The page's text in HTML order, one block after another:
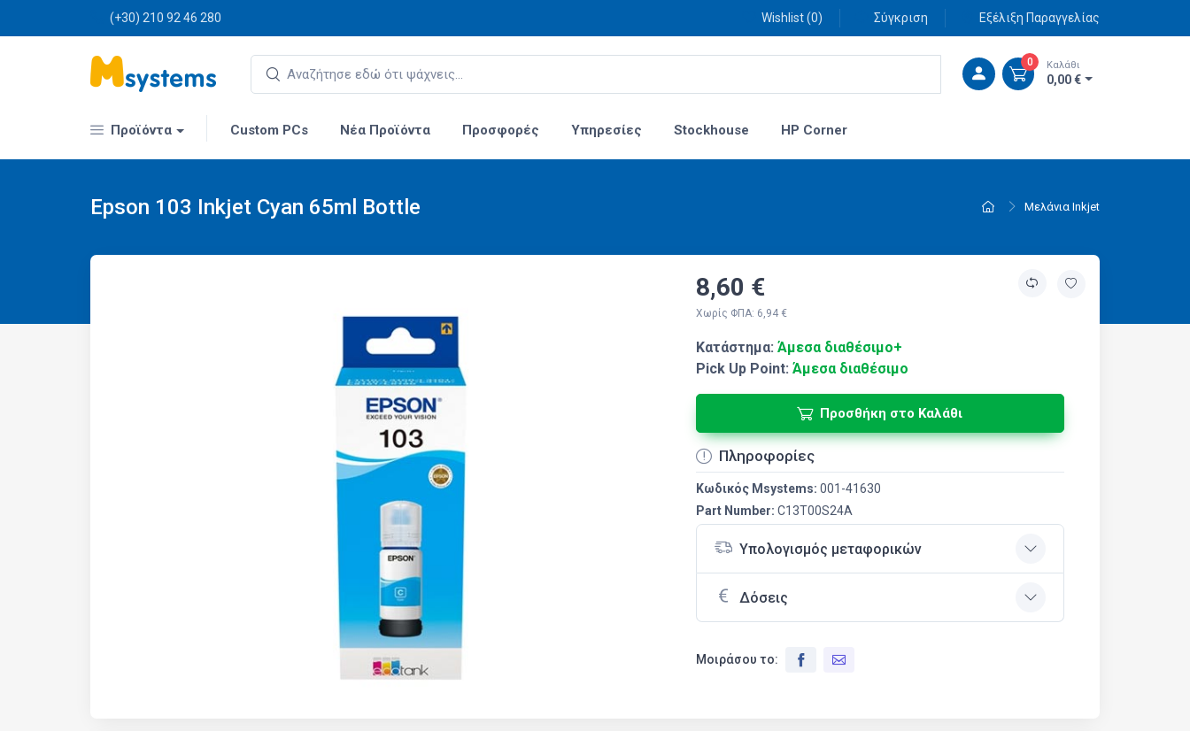
(+30) 210 92 46 280 Wishlist (0) Σύγκριση Εξέλιξη Παραγγελίας
0 Καλάθι
0,00 €
Προϊόντα Custom PCs Νέα Προϊόντα Προσφορές Υπηρεσίες Stockhouse HP Corner
Μελάνια Inkjet
Epson 103 Inkjet Cyan 65ml Bottle
8,60 €
Χωρίς ΦΠΑ: 6,94 €
Κατάστημα: Άμεσα διαθέσιμο+
Pick Up Point: Άμεσα διαθέσιμο
Προσθήκη στο Καλάθι
Πληροφορίες
Κωδικός Msystems: 001-41630
Part Number: C13T00S24A
Υπολογισμός μεταφορικών
Δόσεις
Μοιράσου το: